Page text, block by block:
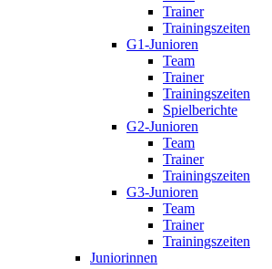
Trainer
Trainingszeiten
G1-Junioren
Team
Trainer
Trainingszeiten
Spielberichte
G2-Junioren
Team
Trainer
Trainingszeiten
G3-Junioren
Team
Trainer
Trainingszeiten
Juniorinnen